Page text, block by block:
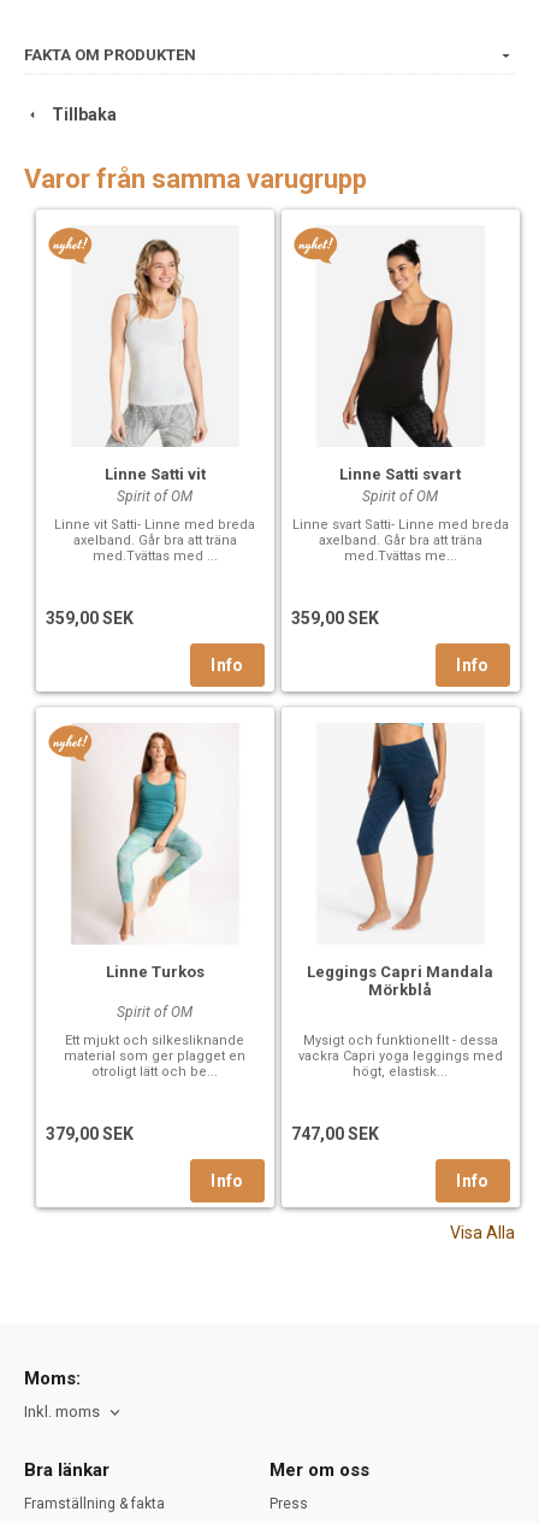
FAKTA OM PRODUKTEN
Tillbaka
Varor från samma varugrupp
Linne Satti vit
Spirit of OM
Linne vit Satti- Linne med breda
axelband. Går bra att träna
med.Tvättas med ...
359,00 SEK
Linne Satti svart
Spirit of OM
Linne svart Satti- Linne med breda
axelband. Går bra att träna
med.Tvättas me...
359,00 SEK
Linne Turkos
Spirit of OM
Ett mjukt och silkesliknande
material som ger plagget en
otroligt lätt och be...
379,00 SEK
Leggings Capri Mandala
Mörkblå
Mysigt och funktionellt - dessa
vackra Capri yoga leggings med
högt, elastisk...
747,00 SEK
Visa Alla
Moms:
Inkl. moms
Bra länkar
Framställning & fakta
Mer om oss
Press